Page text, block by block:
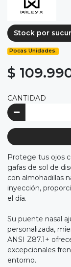
Stock por
Pocas Unidades.
$
CANTIDAD
Protege tus ojos
gafas de sol de
con almohadillas
inyección,
el día.
Su puente nasal
personalizada,
ANSI Z87.1+
excepcionales
entorno.